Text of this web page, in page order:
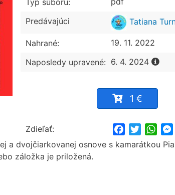
Typ súboru:
Predávajúci
Tatiana
Nahrané:
19. 11. 2022
Naposledy upravené: 6. 4. 2024
1 €
Zdieľať: FacebookTwitter
a dvojčiarkovanej osnove s kamarátkou
záložka je priložená.